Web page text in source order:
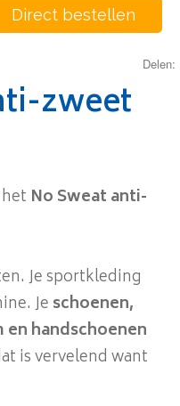
Direct bestellen
Delen:
zweet
No Sweat anti-
Je sportkleding
Je schoenen,
en handschoenen
is vervelend want